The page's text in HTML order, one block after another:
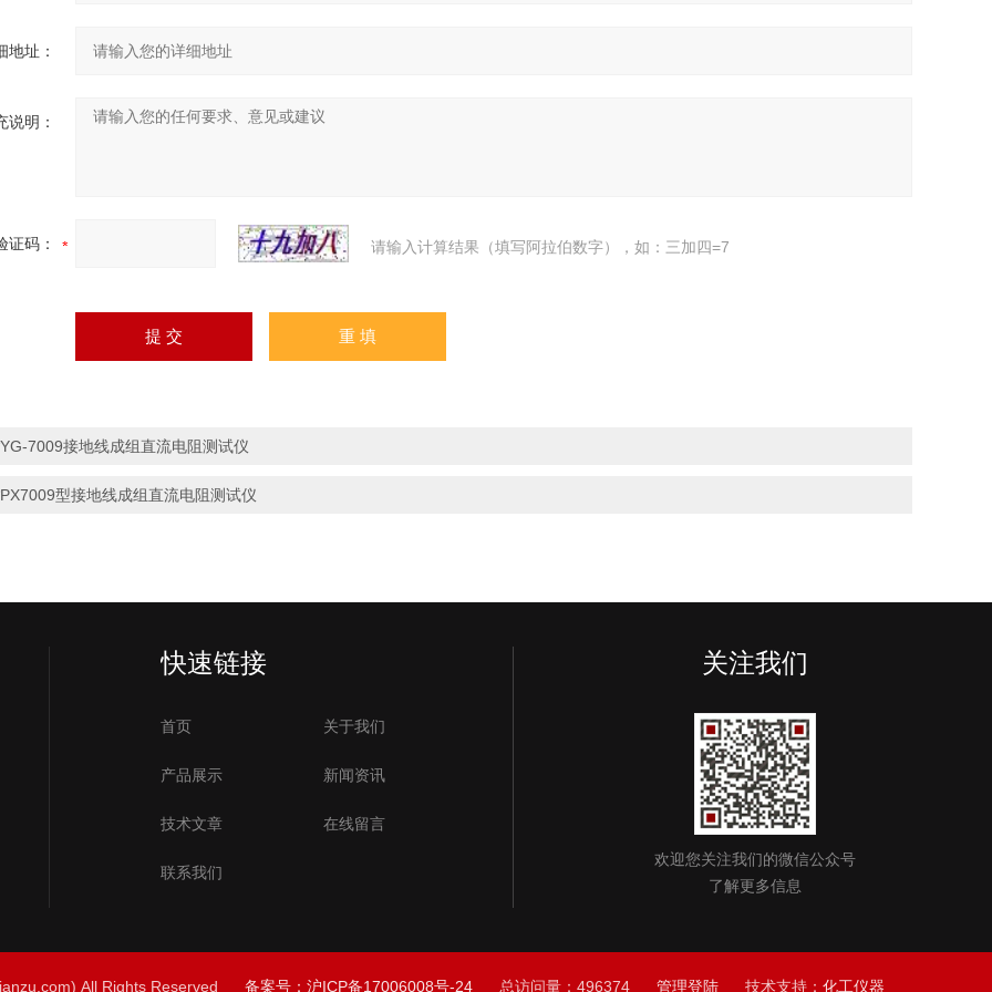
地址：
说明：
证码： 请输入计算结果（填写阿拉伯数字），如：三加四=7
7009接地线成组直流电阻测试仪
型接地线成组直流电阻测试仪
快速链接
首页 关于我们
产品展示 新闻资讯
技术文章 在线留言
联系我们
关注我们
欢迎您关注我们的微信公众号
了解更多信息
All Rights Reserved 备案号：沪ICP备17006008号-24总访问量：496374 管理登陆技术支持： 化工仪器